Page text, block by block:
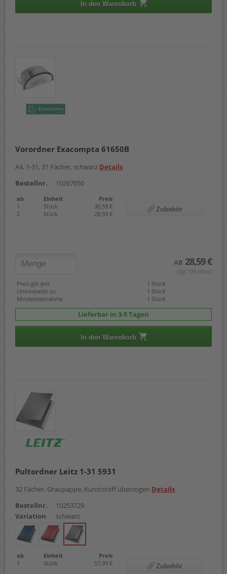
In den Warenkorb
Vorordner Exacompta 61650B
A4, 1-31, 31 Fächer, schwarz Details
Bestellnr.
10267650
ab Einheit
Preis
1
Stück
30,59 €
2
Stück 28,59 €
Zubehör
AB 28,59 €
(zzgl. 19% Mwst.)
Preis gilt pro
1 Stück
Umverpackt zu
1 Stück
Mindestabnahme
1 Stück
Lieferbar in 3-5 Tagen
In den Warenkorb
Pultordner Leitz 1-31 5931
32 Fächer, Graupappe, Kunststoff überzogen Details
Bestellnr.
10253729
Variation
schwarz
ab Einheit
Preis
1
Stück 57,99 € Zubehör